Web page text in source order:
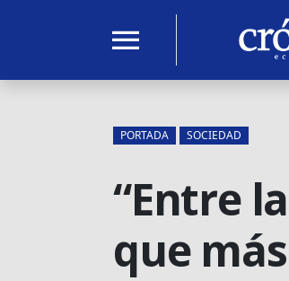
menu
PORTADA SOCIEDAD
“Entre
que